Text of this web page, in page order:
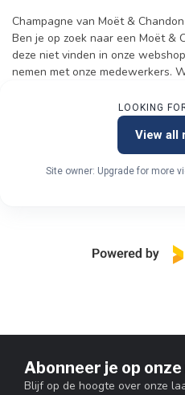
Champagne van Moët &
Ben je op zoek naar een Moët &
deze niet vinden in onze
nemen met onze medewerkers.
LOOKING
View all
Site owner: Upgrade for more
Abonneer je op
Blijf op de hoogte over onze